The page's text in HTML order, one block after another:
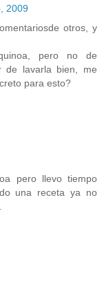
2009
otros, y
pero no de
de lavarla bien, me
para esto?
pero llevo tiempo
una receta ya no